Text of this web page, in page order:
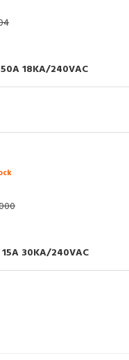
18KA/240VAC
30KA/240VAC